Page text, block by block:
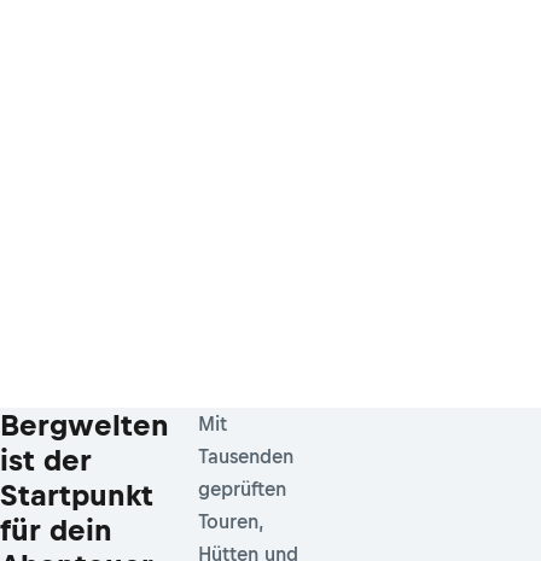
Bergwelten
ist der
Startpunkt
für dein
Mit
Tausenden
geprüften
Touren,
Hütten und